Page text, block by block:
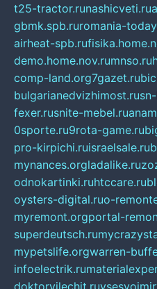
t25-tractor.runashicveti.ru
gbmk.spb.ruromania-
airheat-spb.ru
demo.home.nov.rumnso.ru
comp-land.org7gazet.ru
bulgarianedvizhimost.ru
fexer.rusnite-mebel.ru
0sporte.ru9rota-game.ru
pro-kirpichi.ruisraelsale.ru
mynances.orgladalike.ru
odnokartinki.ruhtccare.ru
oysters-digital.ruo-
myremont.orgportal-
superdeutsch.ru
mypetslife.orgwarren-
infoelectrik.ru
doktorvilechit.ru